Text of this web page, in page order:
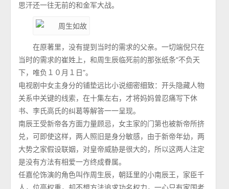
思汗还一往无前的和金军大战。
在原著里，没有提到当时的需求的父亲。一切端倪只在
当时的需求的崔姓上，和周生辰临死前的那张纸条“不负天
下，唯负１０月１日”。
电视剧中女主身分的铺垫远比小说细密细致：开头隐藏人物
关系中关键的线索，在十集左右，才将妈妈曾忍痛写下休
书、李氏高氏的纠葛等解答一一呈现。
南辰王受新帝各方面力量顾忌，女主家的门第也被新帝所挤
兑，可即使这样，两人照旧是身分敏感，由于新帝年幼，两
大势之家假设联姻，对皇帝威胁是很大的，所以这两人注定
是没有方法有相爱一方终成眷属。
任嘉伦饰演的角色叫作周生辰，朝廷里的小南辰王，家臣千